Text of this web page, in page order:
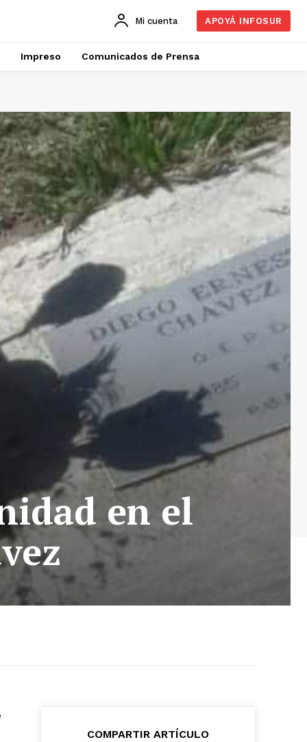
Mi cuenta APOYÁ INFOSUR
Impreso Comunicados de Prensa
en el
COMPARTIR ARTÍCULO